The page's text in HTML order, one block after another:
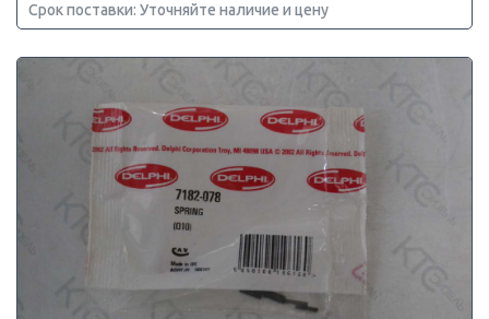
Срок поставки: Уточняйте наличие и цену